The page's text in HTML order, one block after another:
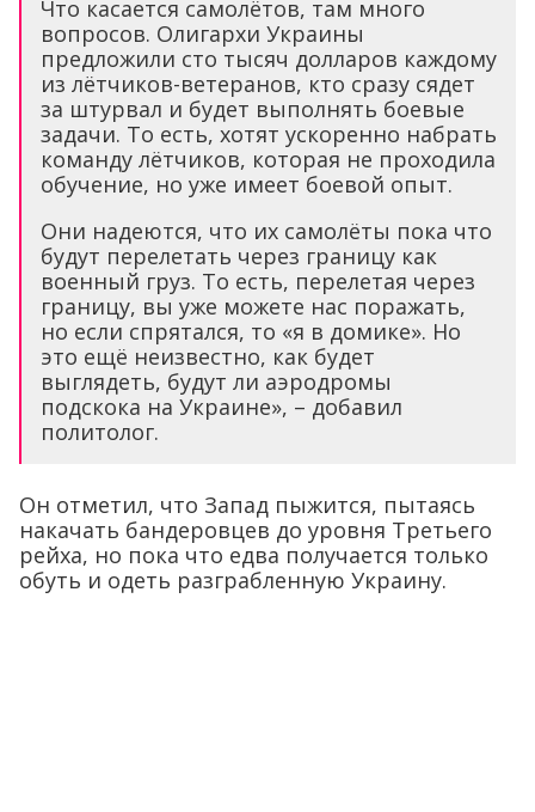
Что касается самолётов, там много
вопросов. Олигархи Украины
предложили сто тысяч долларов каждому
из лётчиков-ветеранов, кто сразу сядет
за штурвал и будет выполнять боевые
задачи. То есть, хотят ускоренно набрать
команду лётчиков, которая не проходила
обучение, но уже имеет боевой опыт.
Они надеются, что их самолёты пока что
будут перелетать через границу как
военный груз. То есть, перелетая через
границу, вы уже можете нас поражать,
но если спрятался, то «я в домике». Но
это ещё неизвестно, как будет
выглядеть, будут ли аэродромы
подскока на Украине», – добавил
политолог.
Он отметил, что Запад пыжится, пытаясь
накачать бандеровцев до уровня Третьего
рейха, но пока что едва получается только
обуть и одеть разграбленную Украину.